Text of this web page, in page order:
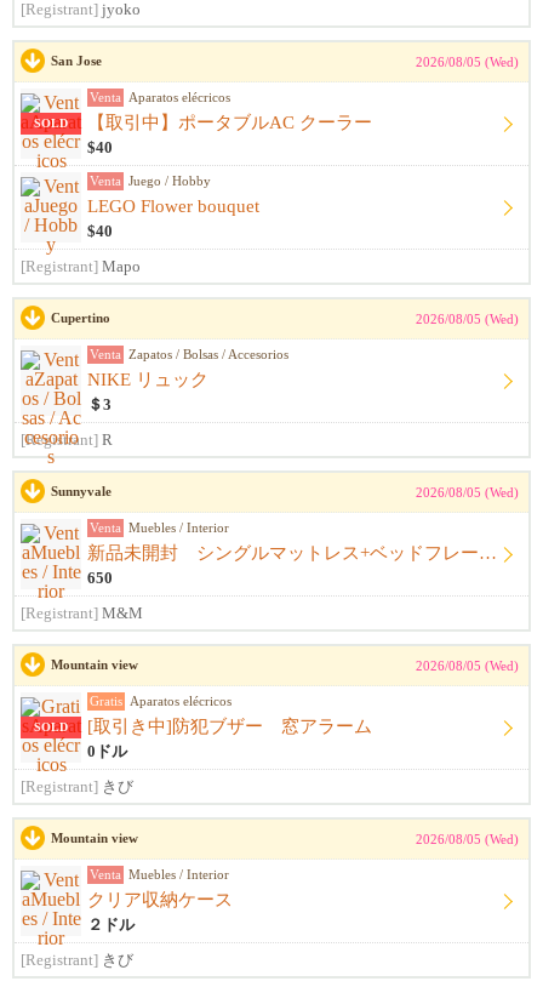
[Registrant] jyoko
San Jose 2026/08/05 (Wed)
SOLD
Venta Aparatos elécricos
【取引中】ポータブルAC クーラー
$40
Venta Juego / Hobby
LEGO Flower bouquet
$40
[Registrant] Mapo
Cupertino 2026/08/05 (Wed)
Venta Zapatos / Bolsas / Accesorios
NIKE リュック
＄3
[Registrant] R
Sunnyvale 2026/08/05 (Wed)
Venta Muebles / Interior
新品未開封 シングルマットレス+ベッドフレーム+シーツ
650
[Registrant] M&M
Mountain view 2026/08/05 (Wed)
SOLD
Gratis Aparatos elécricos
[取引き中]防犯ブザー 窓アラーム
0ドル
[Registrant] きび
Mountain view 2026/08/05 (Wed)
Venta Muebles / Interior
クリア収納ケース
２ドル
[Registrant] きび